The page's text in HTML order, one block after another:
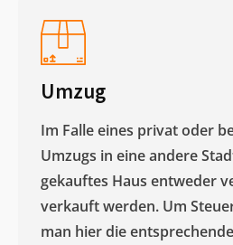
Umzug
Im Falle eines privat oder
Umzugs in eine andere
gekauftes Haus entweder
verkauft werden. Um
man hier die